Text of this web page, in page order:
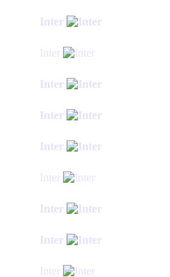
Inter
Inter
Inter
Inter
Inter
Inter
Inter
Inter
Inter